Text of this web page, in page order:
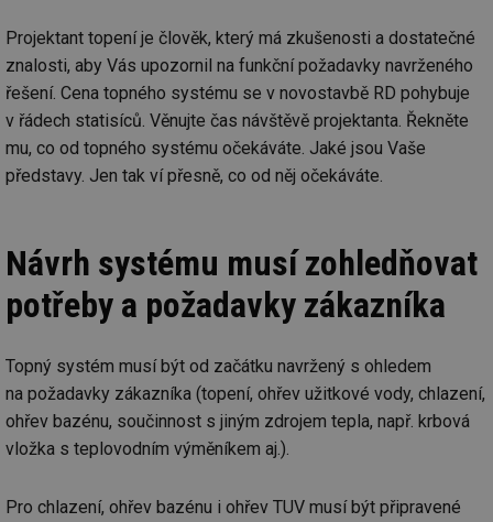
Projektant topení je člověk, který má zkušenosti a dostatečné
znalosti, aby Vás upozornil na funkční požadavky navrženého
řešení. Cena topného systému se v novostavbě RD pohybuje
v řádech statisíců. Věnujte čas návštěvě projektanta. Řekněte
mu, co od topného systému očekáváte. Jaké jsou Vaše
představy. Jen tak ví přesně, co od něj očekáváte.
Návrh systému musí zohledňovat
potřeby a požadavky zákazníka
Topný systém musí být od začátku navržený s ohledem
na požadavky zákazníka (topení, ohřev užitkové vody, chlazení,
ohřev bazénu, součinnost s jiným zdrojem tepla, např. krbová
vložka s teplovodním výměníkem aj.).
Pro chlazení, ohřev bazénu i ohřev TUV musí být připravené